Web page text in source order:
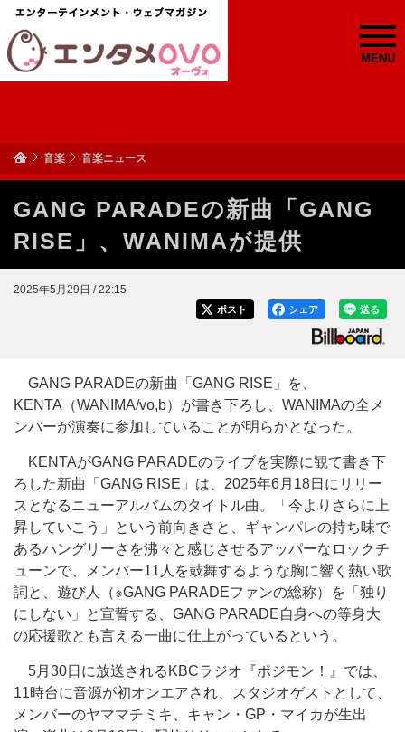
MENU
音楽 音楽ニュース
GANG PARADEの新曲「GANG
RISE」、WANIMAが提供
2025年5月29日 / 22:15
送る
シェア
ポスト
GANG PARADEの新曲「GANG RISE」を、
KENTA（WANIMA/vo,b）が書き下ろし、WANIMAの全メ
ンバーが演奏に参加していることが明らかとなった。
KENTAがGANG PARADEのライブを実際に観て書き下
ろした新曲「GANG RISE」は、2025年6月18日にリリー
スとなるニューアルバムのタイトル曲。「今よりさらに上
昇していこう」という前向きさと、ギャンパレの持ち味で
あるハングリーさを沸々と感じさせるアッパーなロックチ
ューンで、メンバー11人を鼓舞するような胸に響く熱い歌
詞と、遊び人（※GANG PARADEファンの総称）を「独り
にしない」と宣誓する、GANG PARADE自身への等身大
の応援歌とも言える一曲に仕上がっているという。
5月30日に放送されるKBCラジオ『ポジモン！』では、
11時台に音源が初オンエアされ、スタジオゲストとして、
メンバーのヤママチミキ、キャン・GP・マイカが生出